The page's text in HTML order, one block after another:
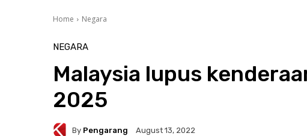
Home Negara
NEGARA
Malaysia lupus
2025
By Pengarang August 13, 2022